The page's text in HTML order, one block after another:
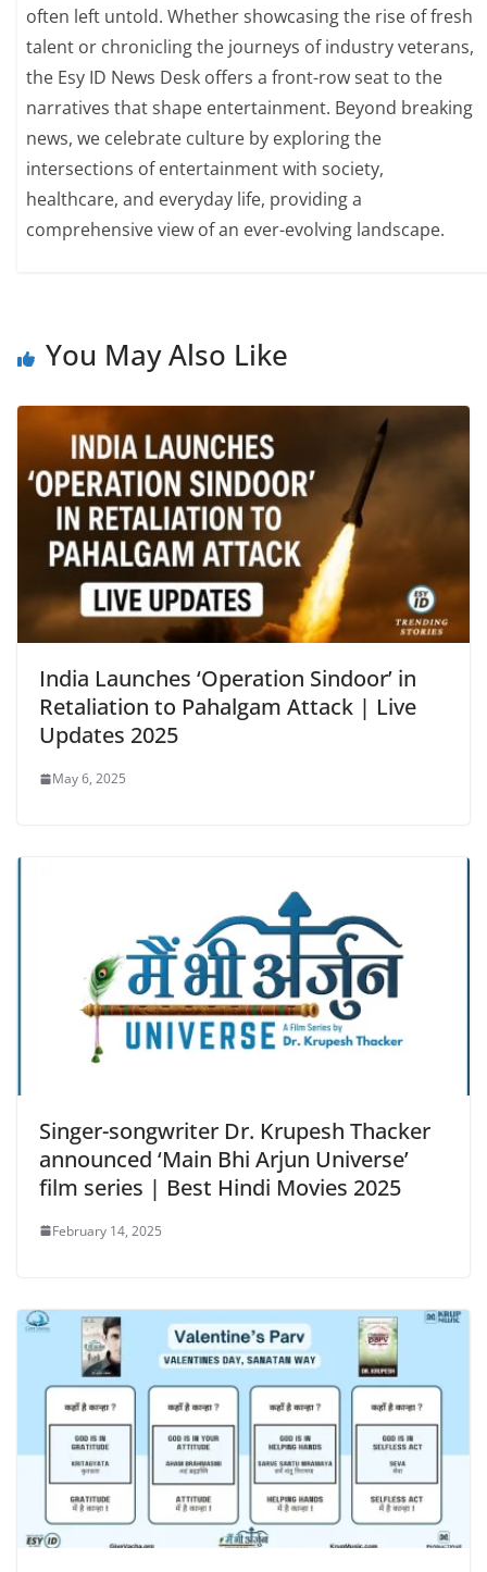
often left untold. Whether showcasing the rise of fresh
talent or chronicling the journeys of industry veterans,
the Esy ID News Desk offers a front-row seat to the
narratives that shape entertainment. Beyond breaking
news, we celebrate culture by exploring the
intersections of entertainment with society,
healthcare, and everyday life, providing a
comprehensive view of an ever-evolving landscape.
You May Also Like
India Launches ‘Operation Sindoor’ in
Retaliation to Pahalgam Attack | Live
Updates 2025
May 6, 2025
Singer-songwriter Dr. Krupesh Thacker
announced ‘Main Bhi Arjun Universe’
film series | Best Hindi Movies 2025
February 14, 2025